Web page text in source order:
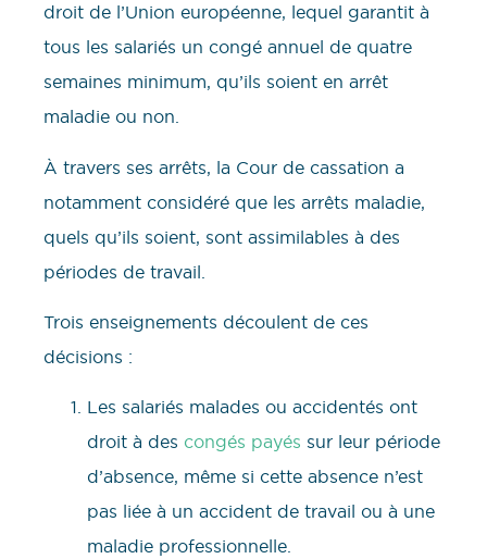
droit de l’Union européenne, lequel garantit à
tous les salariés un congé annuel de quatre
semaines minimum, qu’ils soient en arrêt
maladie ou non.
À travers ses arrêts, la Cour de cassation a
notamment considéré que les arrêts maladie,
quels qu’ils soient, sont assimilables à des
périodes de travail.
Trois enseignements découlent de ces
décisions :
Les salariés malades ou accidentés ont
droit à des congés payés sur leur période
d’absence, même si cette absence n’est
pas liée à un accident de travail ou à une
maladie professionnelle.